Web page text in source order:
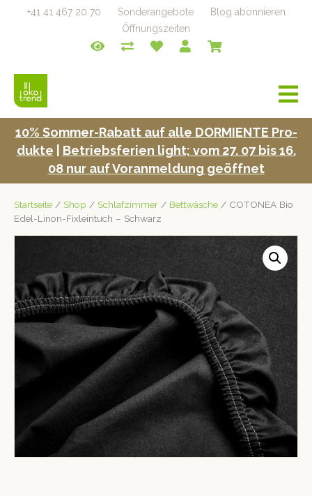
+41 41 467 20 70 Sonderangebote
Blog abonnieren
Öffnungszeiten
a
v
i
10% Som­mer-Rabatt auf alle DORMIENTE Pro­
duk­te
Betrieb­s­fe­rien light; vom 27. 07 bis 16.
08 nur auf Voran­mel­dung geöffnet
Startseite / Shop / Schlafzimmer / Bettwäsche / COTONEA Bio
Edel-Linon-Fixleintuch – Schwarz